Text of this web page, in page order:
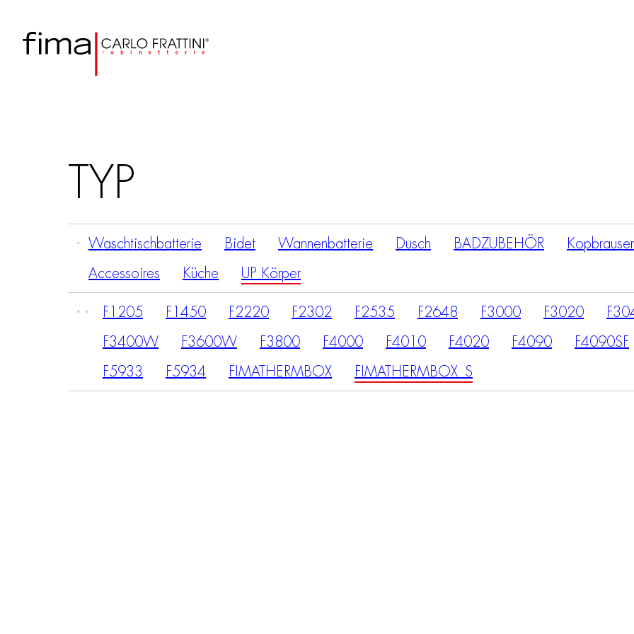
TYP
Waschtischbatterie Bidet Wannenbatterie Dusch BADZUBEHÖR
Accessoires Küche UP Körper
F1205 F1450 F2220 F2302 F2535 F2648 F3000 F3020
F3400W F3600W F3800 F4000 F4010 F4020 F4090 F4090SF
F5933 F5934 FIMATHERMBOX FIMATHERMBOX_S